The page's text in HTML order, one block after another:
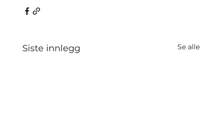
Siste innlegg Se alle